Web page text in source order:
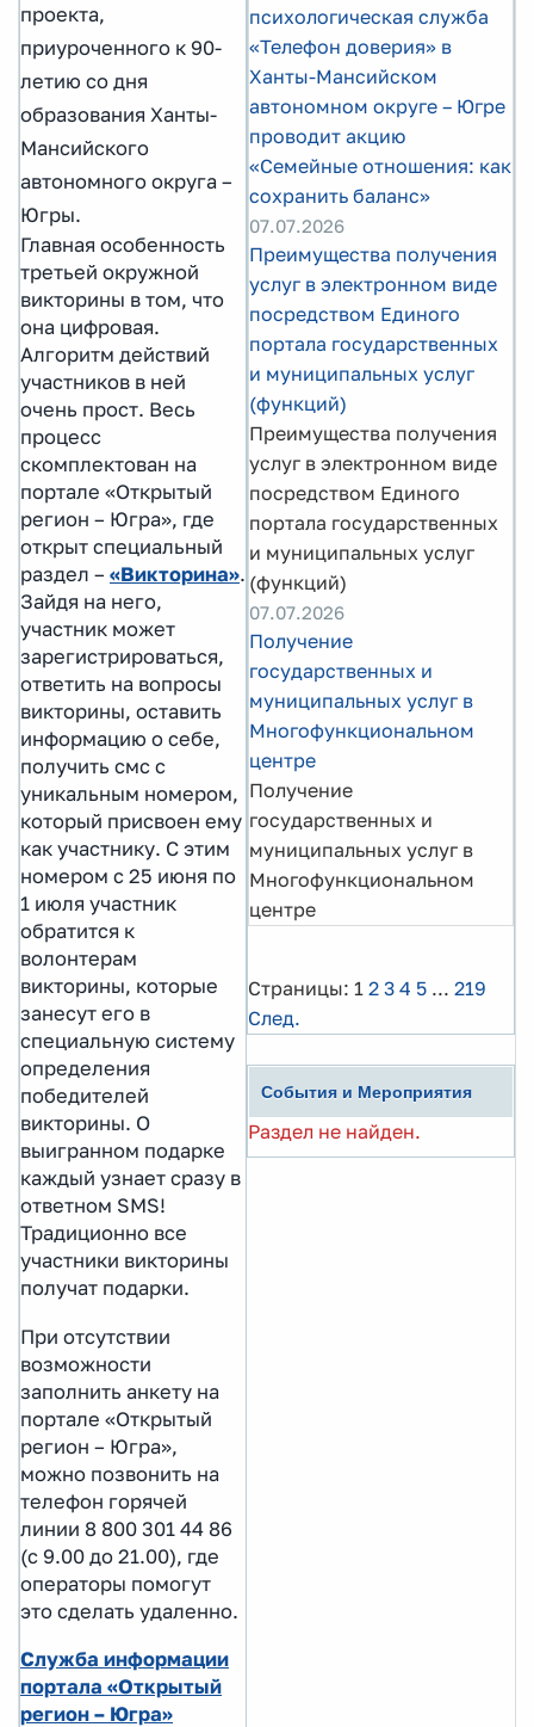
проекта,
приуроченного к 90-
летию со дня
образования Ханты-
Мансийского
автономного округа –
Югры.
Главная особенность
третьей окружной
викторины в том, что
она цифровая.
Алгоритм действий
участников в ней
очень прост. Весь
процесс
скомплектован на
портале «Открытый
регион – Югра», где
открыт специальный
раздел – «Викторина».
Зайдя на него,
участник может
зарегистрироваться,
ответить на вопросы
викторины, оставить
информацию о себе,
получить смс с
уникальным номером,
который присвоен ему
как участнику. С этим
номером с 25 июня по
1 июля участник
обратится к
волонтерам
викторины, которые
занесут его в
специальную систему
определения
победителей
викторины. О
выигранном подарке
каждый узнает сразу в
ответном SMS!
Традиционно все
участники викторины
получат подарки.
При отсутствии
возможности
заполнить анкету на
портале «Открытый
регион – Югра»,
можно позвонить на
телефон горячей
линии 8 800 301 44 86
(с 9.00 до 21.00), где
операторы помогут
это сделать удаленно.
Служба информации
портала «Открытый
регион – Югра»
психологическая служба
«Телефон доверия» в
Ханты-Мансийском
автономном округе – Югре
проводит акцию
«Семейные отношения: как
сохранить баланс»
07.07.2026
Преимущества получения
услуг в электронном виде
посредством Единого
портала государственных
и муниципальных услуг
(функций)
Преимущества получения
услуг в электронном виде
посредством Единого
портала государственных
и муниципальных услуг
(функций)
07.07.2026
Получение
государственных и
муниципальных услуг в
Многофункциональном
центре
Получение
государственных и
муниципальных услуг в
Многофункциональном
центре
Страницы: 1 2 3 4 5 ... 219
След.
События и Мероприятия
Раздел не найден.